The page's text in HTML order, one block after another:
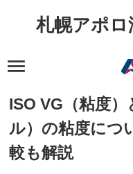
札幌アポロ
ISO VG（粘度
ル）の粘度につ
較も解説